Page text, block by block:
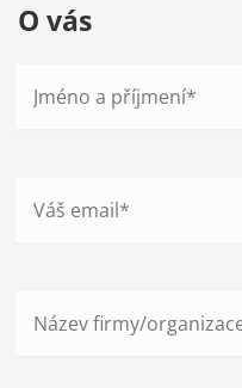
O vás